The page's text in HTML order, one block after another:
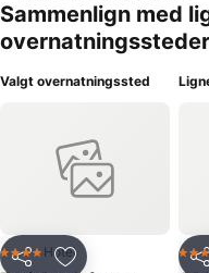
Sammenlign med
overnatningssteder
Valgt overnatningssted
Del Føj til favoritter
4 StjernerHotel
Del
4